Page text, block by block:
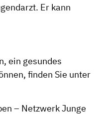
Er kann
ein gesundes
finden Sie unter
– Netzwerk Junge